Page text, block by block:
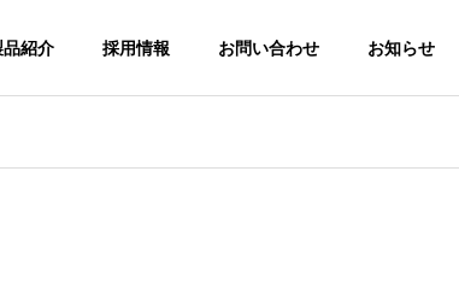
品紹介 採用情報 お問い合わせ お知らせ